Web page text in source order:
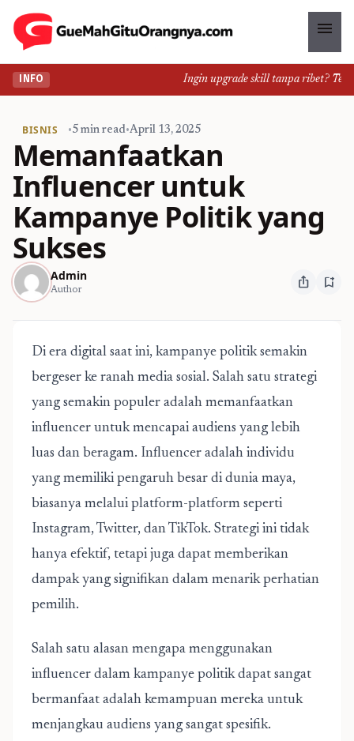
menu
INFO Ingin upgrade skill tanpa ribet?
BISNIS •5 min read•April 13, 2025
Memanfaatkan
Influencer untuk
Kampanye Politik yang
Sukses
Admin
Author ios_share bookmark_add
Di era digital saat ini, kampanye politik semakin
bergeser ke ranah media sosial. Salah satu strategi
yang semakin populer adalah memanfaatkan
influencer untuk mencapai audiens yang lebih
luas dan beragam. Influencer adalah individu
yang memiliki pengaruh besar di dunia maya,
biasanya melalui platform-platform seperti
Instagram, Twitter, dan TikTok. Strategi ini tidak
hanya efektif, tetapi juga dapat memberikan
dampak yang signifikan dalam menarik perhatian
pemilih.
Salah satu alasan mengapa menggunakan
influencer dalam kampanye politik dapat sangat
bermanfaat adalah kemampuan mereka untuk
menjangkau audiens yang sangat spesifik.